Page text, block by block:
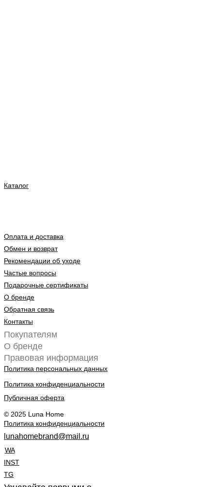
Каталог
Оплата и доставка
Обмен и возврат
Рекомендации об уходе
Частые вопросы
Подарочные сертификаты
О бренде
Обратная связь
Контакты
Покупателям
О бренде
Правовая информация
Политика персональных данных
Политика конфиденциальности
Публичная оферта
© 2025 Luna Home
Политика конфиденциальности
lunahomebrand@mail.ru
WA
INST
TG